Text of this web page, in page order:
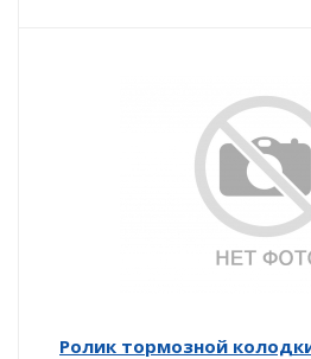
Ролик тормозной колодки